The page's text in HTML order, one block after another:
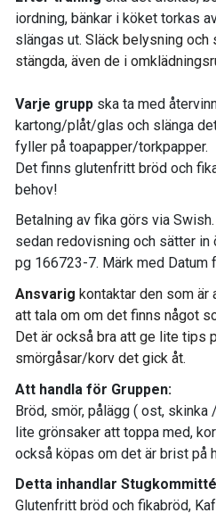
iordning, bänkar i köket torkas
slängas ut. Släck belysning och
stängda, även de i
Varje grupp ska ta med
kartong/plåt/glas och slänga
fyller på toapapper/torkpapper.
Det finns glutenfritt bröd och
behov!
Betalning av fika görs via
sedan redovisning och sätter
pg 166723-7. Märk med Datum
Ansvarig kontaktar den som
att tala om om det finns något
Det är också bra att ge lite tips
smörgåsar/korv det gick åt.
Att handla för Gruppen:
Bröd, smör, pålägg ( ost,
lite grönsaker att toppa med,
också köpas om det är brist på
Detta inhandlar
Glutenfritt bröd och fikabröd,